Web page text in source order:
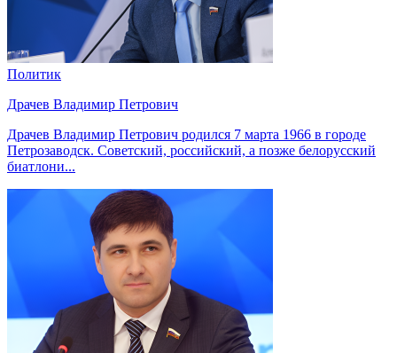
Политик
Драчев Владимир Петрович
Драчев Владимир Петрович родился 7 марта 1966 в городе
Петрозаводск. Советский, российский, а позже белорусский
биатлони...